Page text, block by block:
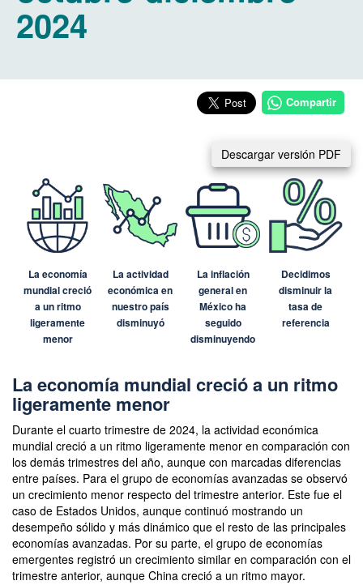
2024
Compartir
Descargar versión PDF
La economía
mundial creció
a un ritmo
ligeramente
menor
La actividad
económica en
nuestro país
disminuyó
La inflación
general en
México ha
seguido
disminuyendo
Decidimos
disminuir la
tasa de
referencia
La economía mundial creció a un ritmo
ligeramente menor
Durante el cuarto trimestre de 2024, la actividad económica
mundial creció a un ritmo ligeramente menor en comparación con
los demás trimestres del año, aunque con marcadas diferencias
entre países. Para el grupo de economías avanzadas se observó
un crecimiento menor respecto del trimestre anterior. Este fue el
caso de Estados Unidos, aunque continuó mostrando un
desempeño sólido y más dinámico que el resto de las principales
economías avanzadas. Por su parte, el grupo de economías
emergentes registró un crecimiento similar en comparación con el
trimestre anterior, aunque China creció a un ritmo mayor.